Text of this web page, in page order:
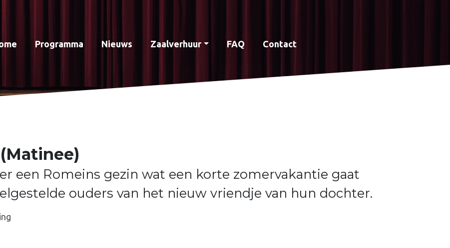
Programma Nieuws Zaalverhuur FAQ Contact
een Romeins gezin wat een korte zomervakantie gaat
ouders van het nieuw vriendje van hun dochter.